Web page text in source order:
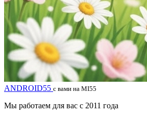
ANDROID55 с вами на MI55
Мы работаем для вас с 2011 года